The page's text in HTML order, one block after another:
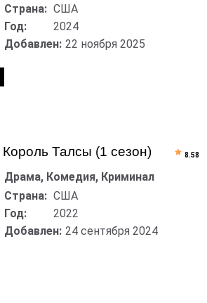
Страна: США
Год:
2024
Добавлен: 22 ноября 2025
Король Талсы (1 сезон)
Драма, Комедия, Криминал
Страна: США
Год:
2022
Добавлен: 24 сентября 2024
8.58